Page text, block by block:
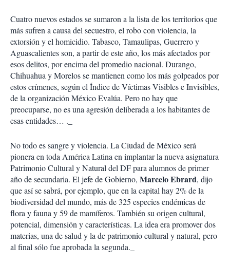
Cuatro nuevos estados se sumaron a la lista de los territorios que
más sufren a causa del secuestro, el robo con violencia, la
extorsión y el homicidio. Tabasco, Tamaulipas, Guerrero y
Aguascalientes son, a partir de este año, los más afectados por
esos delitos, por encima del promedio nacional. Durango,
Chihuahua y Morelos se mantienen como los más golpeados por
estos crímenes, según el Índice de Víctimas Visibles e Invisibles,
de la organización México Evalúa. Pero no hay que
preocuparse, no es una agresión deliberada a los habitantes de
esas entidades… ._
No todo es sangre y violencia. La Ciudad de México será
pionera en toda América Latina en implantar la nueva asignatura
Patrimonio Cultural y Natural del DF para alumnos de primer
año de secundaria. El jefe de Gobierno, Marcelo Ebrard, dijo
que así se sabrá, por ejemplo, que en la capital hay 2% de la
biodiversidad del mundo, más de 325 especies endémicas de
flora y fauna y 59 de mamíferos. También su origen cultural,
potencial, dimensión y características. La idea era promover dos
materias, una de salud y la de patrimonio cultural y natural, pero
al final sólo fue aprobada la segunda._